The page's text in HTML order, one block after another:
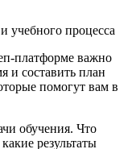
учебного процесса
платформе важно
и составить план
помогут вам в
обучения. Что
результаты